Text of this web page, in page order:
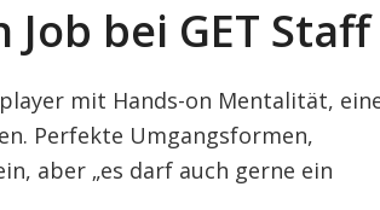
bei GET Staff
mit Hands-on Mentalität,
Perfekte Umgangsformen,
aber „es darf auch gerne ein